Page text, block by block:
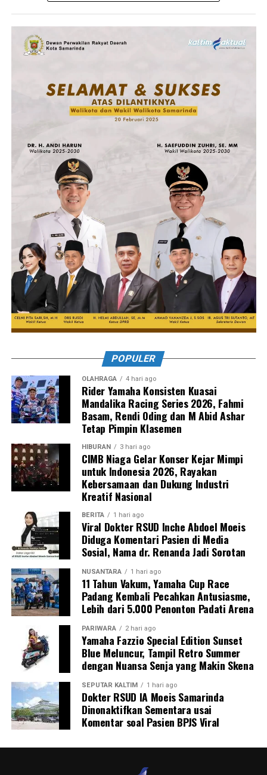
POPULER
OLAHRAGA 4 hari ago
Rider Yamaha Konsisten Kuasai
Mandalika Racing Series 2026, Fahmi
Basam, Rendi Oding dan M Abid Ashar
Tetap Pimpin Klasemen
HIBURAN 3 hari ago
CIMB Niaga Gelar Konser Kejar Mimpi
untuk Indonesia 2026, Rayakan
Kebersamaan dan Dukung Industri
Kreatif Nasional
BERITA 1 hari ago
Viral Dokter RSUD Inche Abdoel Moeis
Diduga Komentari Pasien di Media
Sosial, Nama dr. Renanda Jadi Sorotan
NUSANTARA 1 hari ago
11 Tahun Vakum, Yamaha Cup Race
Padang Kembali Pecahkan Antusiasme,
Lebih dari 5.000 Penonton Padati Arena
PARIWARA 2 hari ago
Yamaha Fazzio Special Edition Sunset
Blue Meluncur, Tampil Retro Summer
dengan Nuansa Senja yang Makin Skena
SEPUTAR KALTIM 1 hari ago
Dokter RSUD IA Moeis Samarinda
Dinonaktifkan Sementara usai
Komentar soal Pasien BPJS Viral